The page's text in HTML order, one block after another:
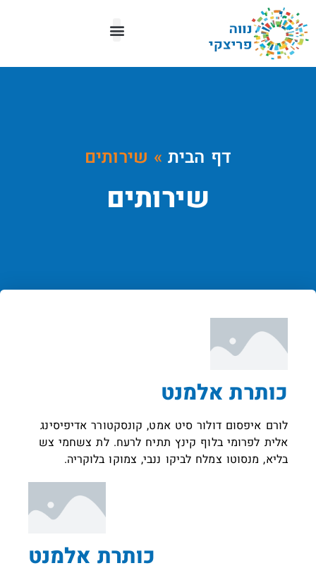
דף הבית» שירותים
שירותים
כותרת אלמנט
לורם איפסום דולור סיט אמט, קונסקטורר אדיפיסינג
אלית לפרומי בלוף קינץ תתיח לרעח. לת צשחמי צש
בליא, מנסוטו צמלח לביקו ננבי, צמוקו בלוקריה.
כותרת אלמנט